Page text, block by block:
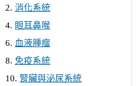
消化系統
眼耳鼻喉
血液腫瘤
免疫系統
腎臟與泌尿系統